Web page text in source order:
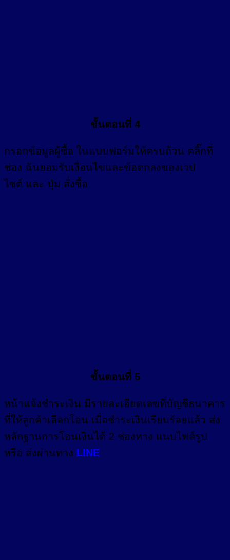
ขั้นตอนที่ 4
กรอกข้อมูลผู้ซื้อ ในแบบฟอร์มให้ครบถ้วน คลิ๊กที่
ช่อง ฉันยอมรับเงื่อนไขและข้อตกลงของเวป
ไซต์ และ ปุ่ม สั่งซื้อ
ขั้นตอนที่ 5
หน้าแจ้งชำระเงิน มีรายละเอียดเลขที่บัญชีธนาคาร
ที่ให้ลูกค้าเลือกโอน เมื่อชำระเงินเรียบร้อยแล้ว ส่ง
หลักฐานการโอนเงินได้ 2 ช่องทาง แนบไฟล์รูป
หรือ ส่งผ่านทาง LINE